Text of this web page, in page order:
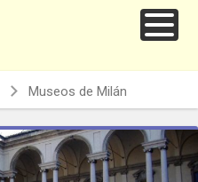
Museos de Milán